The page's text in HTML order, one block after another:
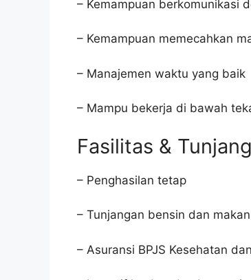
– Kemampuan berkomunikasi
– Kemampuan memecahkan
– Manajemen waktu yang baik
– Mampu bekerja di bawah
Fasilitas &
– Penghasilan tetap
– Tunjangan bensin dan makan
– Asuransi BPJS Kesehatan